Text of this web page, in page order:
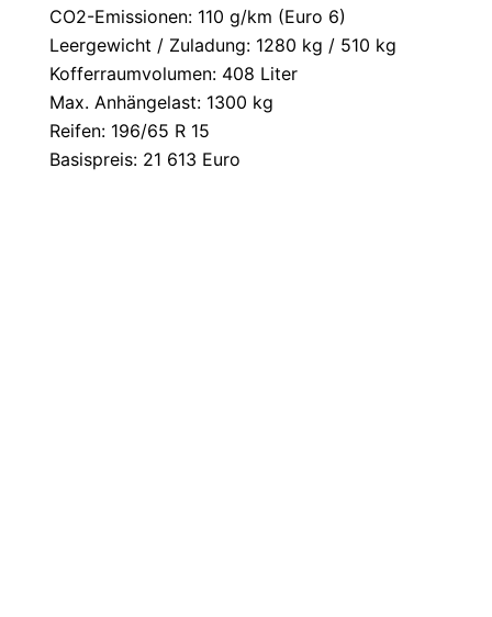
CO2-Emissionen: 110 g/km (Euro 6)
Leergewicht / Zuladung: 1280 kg / 510 kg
Kofferraumvolumen: 408 Liter
Max. Anhängelast: 1300 kg
Reifen: 196/65 R 15
Basispreis: 21 613 Euro